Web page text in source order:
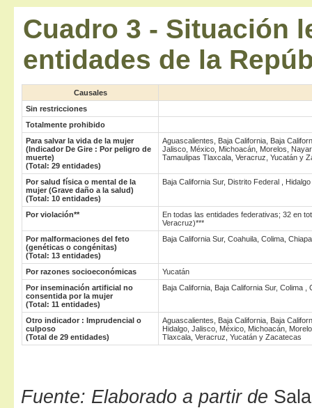
Cuadro 3 - Situación
entidades de la
Causales
Sin restricciones
Totalmente prohibido
Para salvar la vida de la mujer
(Indicador De Gire : Por peligro de
muerte)
(Total: 29 entidades)
Aguascalientes, Baja California, Baja
Jalisco, México, Michoacán, Morelos,
Tamaulipas Tlaxcala, Veracruz, Yucatán y
Por salud física o mental de la
mujer (Grave daño a la salud)
(Total: 10 entidades)
Baja California Sur, Distrito Federal ,
Por violación**
En todas las entidades federativas; 32 en
Veracruz)***
Por malformaciones del feto
(genéticas o congénitas)
(Total: 13 entidades)
Baja California Sur, Coahuila, Colima,
Por razones socioeconómicas
Yucatán
Por inseminación artificial no
consentida por la mujer
(Total: 11 entidades)
Baja California, Baja California Sur, Colima
Otro indicador : Imprudencial o
culposo
(Total de 29 entidades)
Aguascalientes, Baja California, Baja
Hidalgo, Jalisco, México, Michoacán,
Tlaxcala, Veracruz, Yucatán y Zacatecas
Fuente: Elaborado a partir de